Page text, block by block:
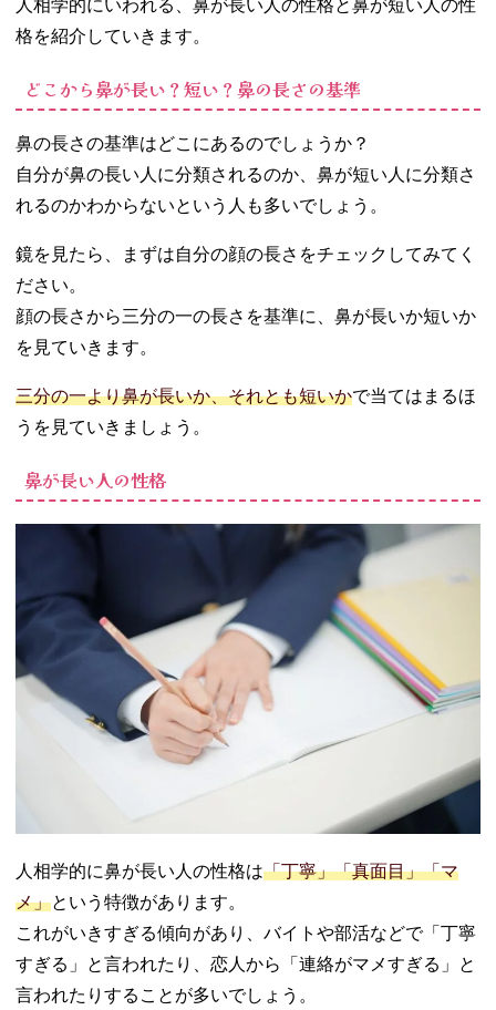
人相学的にいわれる、鼻が長い人の性格と鼻が短い人の性
格を紹介していきます。
どこから鼻が長い？短い？鼻の長さの基準
鼻の長さの基準はどこにあるのでしょうか？
自分が鼻の長い人に分類されるのか、鼻が短い人に分類さ
れるのかわからないという人も多いでしょう。
鏡を見たら、まずは自分の顔の長さをチェックしてみてく
ださい。
顔の長さから三分の一の長さを基準に、鼻が長いか短いか
を見ていきます。
三分の一より鼻が長いか、それとも短いかで当てはまるほ
うを見ていきましょう。
鼻が長い人の性格
人相学的に鼻が長い人の性格は「丁寧」「真面目」「マ
メ」という特徴があります。
これがいきすぎる傾向があり、バイトや部活などで「丁寧
すぎる」と言われたり、恋人から「連絡がマメすぎる」と
言われたりすることが多いでしょう。